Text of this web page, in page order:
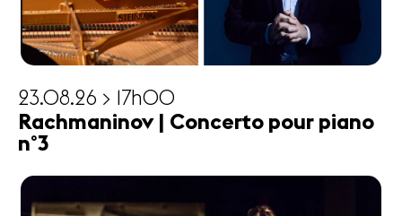
23.08.26 > 17h00
Rachmaninov | Concerto pour piano
n°3